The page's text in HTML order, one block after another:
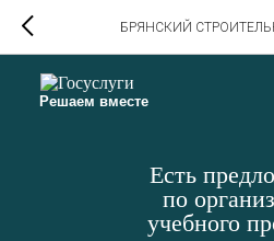
Решаем вместе
Есть
по
учебного
БРЯНСКИЙ